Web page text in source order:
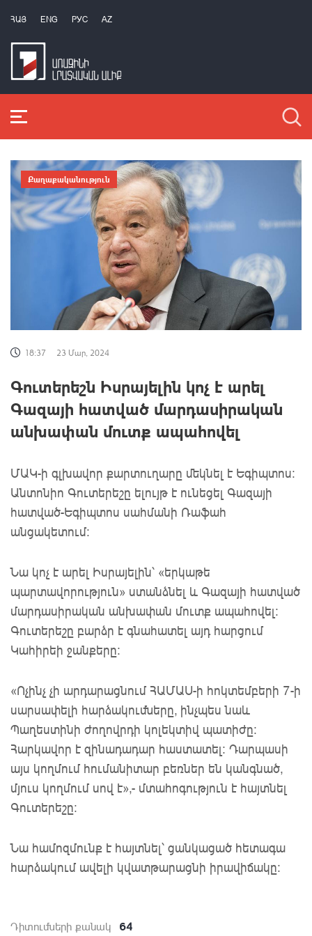
ՀԱՅ ENG РУС AZ
Քաղաքականություն
18:37 23 Մար, 2024
Գուտերեշն Իսրայելին կոչ է արել
Գազայի հատված մարդասիրական
անխափան մուտք ապահովել
ՄԱԿ-ի գլխավոր քարտուղարը մեկնել է Եգիպտոս։
Անտոնիո Գուտերեշը ելույթ է ունեցել Գազայի
հատված-Եգիպտոս սահմանի Ռաֆահ
անցակետում:
Նա կոչ է արել Իսրայելին՝ «երկաթե
պարտավորություն» ստանձնել և Գազայի հատված
մարդասիրական անխափան մուտք ապահովել:
Գուտերեշը բարձր է գնահատել այդ հարցում
Կահիրեի ջանքերը:
«Ոչինչ չի արդարացնում ՀԱՄԱՍ-ի հոկտեմբերի 7-ի
սարսափելի հարձակումները, ինչպես նաև
Պաղեստինի ժողովրդի կոլեկտիվ պատիժը:
Հարկավոր է զինադադար հաստատել: Դարպասի
այս կողմում հումանիտար բեռներ են կանգնած,
մյուս կողմում սով է»,- մտահոգություն է հայտնել
Գուտերեշը:
Նա համոզմունք է հայտնել՝ ցանկացած հետագա
հարձակում ավելի կվատթարացնի իրավիճակը:
Դիտումների քանակ 64